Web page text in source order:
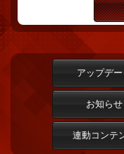
アップデー
お知らせ
連動コンテ